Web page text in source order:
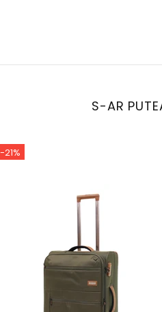
S-AR
-21%